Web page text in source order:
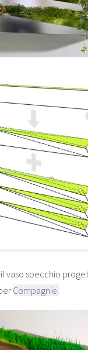
vaso specchio
Compagnie.